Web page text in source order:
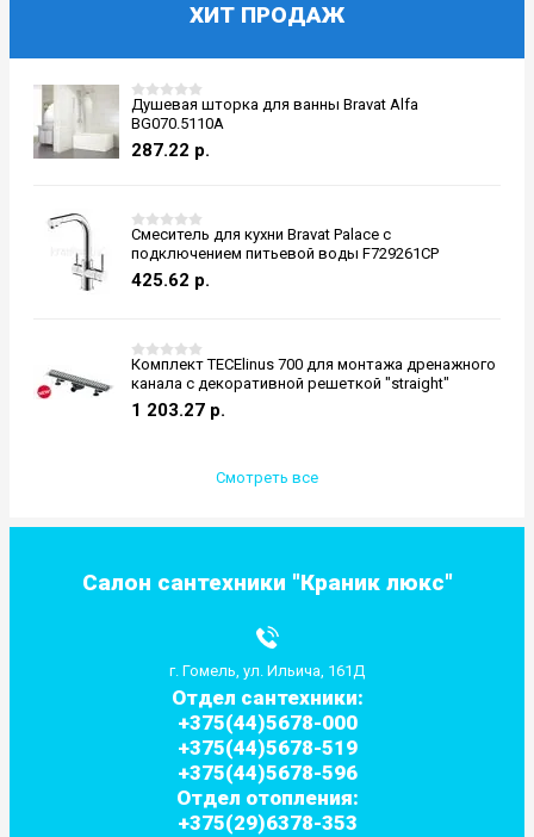
Салон сантехники "Краник люкс"
г. Гомель, ул. Ильича, 161Д
Отдел сантехники:
+375(44)5678-000
+375(44)5678-519
+375(44)5678-596
Отдел отопления:
+375(29)6378-353
ХИТ ПРОДАЖ
Душевая шторка для ванны Bravat Alfa
BG070.5110A
287.22 р.
Смеситель для кухни Bravat Palace с
подключением питьевой воды F729261CP
425.62 р.
Комплект TECElinus 700 для монтажа дренажного
канала с декоративной решеткой "straight"
1 203.27 р.
Смотреть все